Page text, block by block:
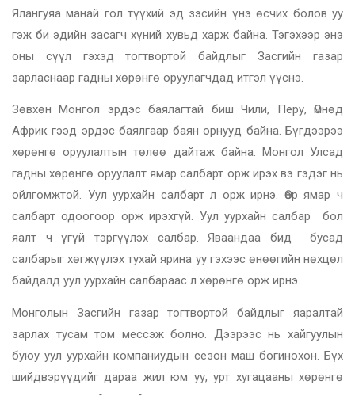
Ялангуяа манай гол түүхий эд зэсийн үнэ өсчих болов уу
гэж би эдийн засагч хүний хувьд харж байна. Тэгэхээр энэ
оны сүүл гэхэд тогтвортой байдлыг Засгийн газар
зарласнаар гадны хөрөнгө оруулагчдад итгэл үүснэ.
Зөвхөн Монгол эрдэс баялагтай биш Чили, Перу, Өмнөд
Африк гээд эрдэс баялгаар баян орнууд байна. Бүгдээрээ
хөрөнгө оруулалтын төлөө дайтаж байна. Монгол Улсад
гадны хөрөнгө оруулалт ямар салбарт орж ирэх вэ гэдэг нь
ойлгомжтой. Уул уурхайн салбарт л орж ирнэ. Өөр ямар ч
салбарт одоогоор орж ирэхгүй. Уул уурхайн салбар бол
яалт ч үгүй тэргүүлэх салбар. Яваандаа бид бусад
салбарыг хөгжүүлэх тухай ярина уу гэхээс өнөөгийн нөхцөл
байдалд уул уурхайн салбараас л хөрөнгө орж ирнэ.
Монголын Засгийн газар тогтвортой байдлыг яаралтай
зарлах тусам том мессэж болно. Дээрээс нь хайгуулын
буюу уул уурхайн компаниудын сезон маш богинохон. Бүх
шийдвэрүүдийг дараа жил юм уу, урт хугацааны хөрөнгө